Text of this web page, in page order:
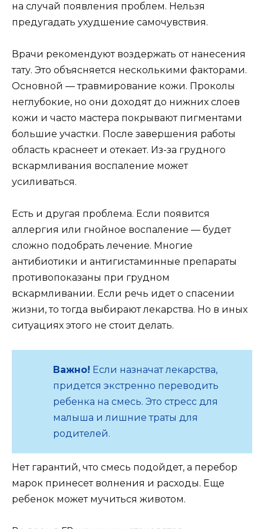
на случай появления проблем. Нельзя
предугадать ухудшение самочувствия.
Врачи рекомендуют воздержать от нанесения
тату. Это объясняется несколькими факторами.
Основной — травмирование кожи. Проколы
неглубокие, но они доходят до нижних слоев
кожи и часто мастера покрывают пигментами
большие участки. После завершения работы
область краснеет и отекает. Из-за грудного
вскармливания воспаление может
усиливаться.
Есть и другая проблема. Если появится
аллергия или гнойное воспаление — будет
сложно подобрать лечение. Многие
антибиотики и антигистаминные препараты
противопоказаны при грудном
вскармливании. Если речь идет о спасении
жизни, то тогда выбирают лекарства. Но в иных
ситуациях этого не стоит делать.
Важно! Если назначат лекарства,
придется экстренно переводить
ребенка на смесь. Это стресс для
малыша и лишние траты для
родителей.
Нет гарантий, что смесь подойдет, а перебор
марок принесет волнения и расходы. Еще
ребенок может мучиться животом.